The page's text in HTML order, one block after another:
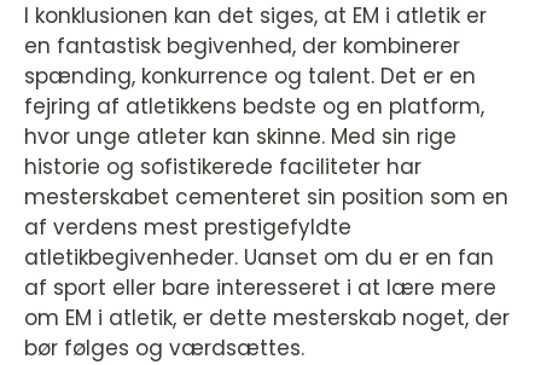
I konklusionen kan det siges, at EM i atletik er
en fantastisk begivenhed, der kombinerer
spænding, konkurrence og talent. Det er en
fejring af atletikkens bedste og en platform,
hvor unge atleter kan skinne. Med sin rige
historie og sofistikerede faciliteter har
mesterskabet cementeret sin position som en
af verdens mest prestigefyldte
atletikbegivenheder. Uanset om du er en fan
af sport eller bare interesseret i at lære mere
om EM i atletik, er dette mesterskab noget, der
bør følges og værdsættes.